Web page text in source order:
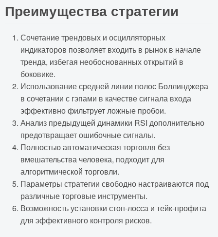
Преимущества стратегии
Сочетание трендовых и осцилляторных
индикаторов позволяет входить в рынок в начале
тренда, избегая необоснованных открытий в
боковике.
Использование средней линии полос Боллинджера
в сочетании с гэпами в качестве сигнала входа
эффективно фильтрует ложные пробои.
Анализ предыдущей динамики RSI дополнительно
предотвращает ошибочные сигналы.
Полностью автоматическая торговля без
вмешательства человека, подходит для
алгоритмической торговли.
Параметры стратегии свободно настраиваются под
различные торговые инструменты.
Возможность установки стоп-лосса и тейк-профита
для эффективного контроля рисков.